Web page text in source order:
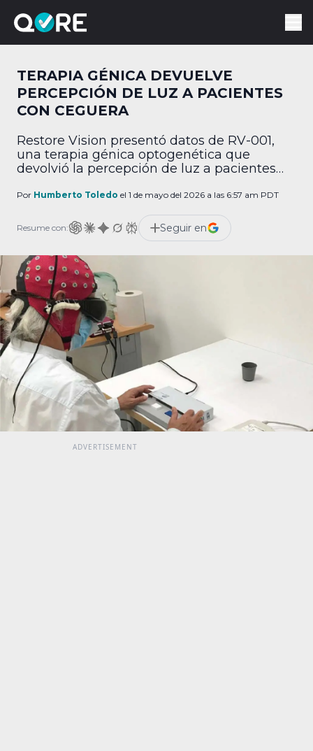
TERAPIA GÉNICA DEVUELVE
PERCEPCIÓN DE LUZ A PACIENTES
CON CEGUERA
Restore Vision presentó datos de RV-001,
una terapia génica optogenética que
devolvió la percepción de luz a pacientes
Por Humberto Toledo el 1 de mayo del 2026 a las 6:57 am PDT
Resume con: Seguir en